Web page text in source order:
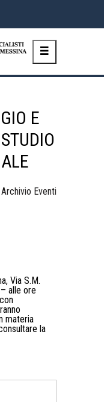
E
Archivio Eventi
Via S.M.
alle ore
materia
la